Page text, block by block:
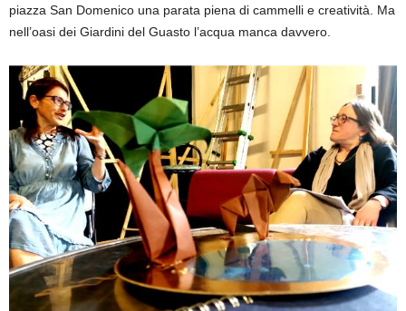
piazza San Domenico una parata piena di cammelli e creatività. Ma
nell’oasi dei Giardini del Guasto l’acqua manca davvero.